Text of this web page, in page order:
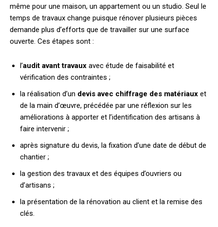
même pour une maison, un appartement ou un studio. Seul le
temps de travaux change puisque rénover plusieurs pièces
demande plus d’efforts que de travailler sur une surface
ouverte. Ces étapes sont :
l’audit avant travaux avec étude de faisabilité et
vérification des contraintes ;
la réalisation d’un devis avec chiffrage des matériaux et
de la main d’œuvre, précédée par une réflexion sur les
améliorations à apporter et l’identification des artisans à
faire intervenir ;
après signature du devis, la fixation d’une date de début de
chantier ;
la gestion des travaux et des équipes d’ouvriers ou
d’artisans ;
la présentation de la rénovation au client et la remise des
clés.